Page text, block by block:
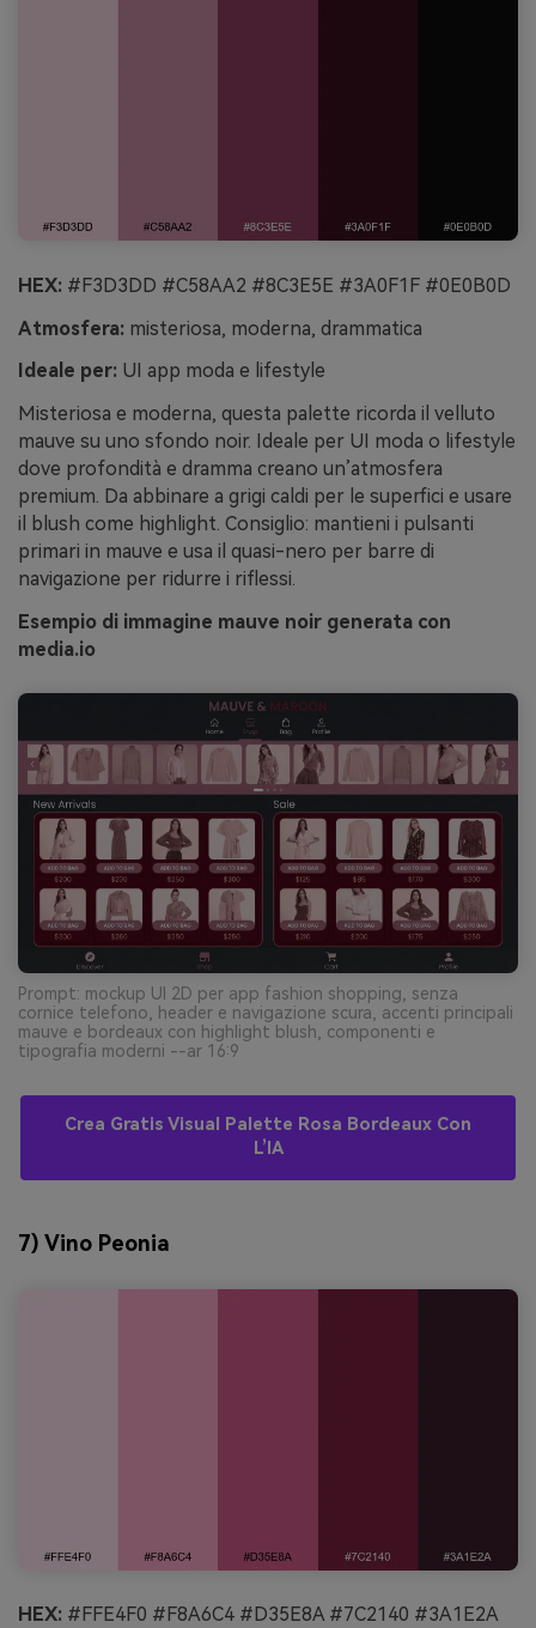
HEX: #F3D3DD #C58AA2 #8C3E5E #3A0F1F #0E0B0D
Atmosfera: misteriosa, moderna, drammatica
Ideale per: UI app moda e lifestyle
Misteriosa e moderna, questa palette ricorda il velluto
mauve su uno sfondo noir. Ideale per UI moda o lifestyle
dove profondità e dramma creano un’atmosfera
premium. Da abbinare a grigi caldi per le superfici e usare
il blush come highlight. Consiglio: mantieni i pulsanti
primari in mauve e usa il quasi-nero per barre di
navigazione per ridurre i riflessi.
Esempio di immagine mauve noir generata con
media.io
Prompt: mockup UI 2D per app fashion shopping, senza
cornice telefono, header e navigazione scura, accenti principali
mauve e bordeaux con highlight blush, componenti e
tipografia moderni --ar 16:9
Crea Gratis Visual Palette Rosa Bordeaux Con
L’IA
7) Vino Peonia
HEX: #FFE4F0 #F8A6C4 #D35E8A #7C2140 #3A1E2A